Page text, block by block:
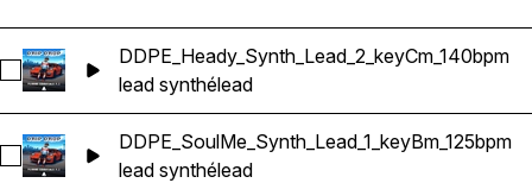
Sélectionnez DDPE_Heady_Synth_Lead_2_keyCm_140bpm
DDPE_Heady_Synth_Lead_2_keyCm_140bpm
lead synthélead
Sélectionnez DDPE_SoulMe_Synth_Lead_1_keyBm_125bpm
DDPE_SoulMe_Synth_Lead_1_keyBm_125bpm
lead synthélead